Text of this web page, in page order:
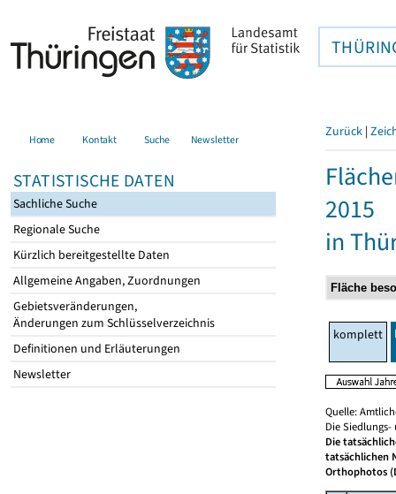
Home Kontakt Suche Newsletter
STATISTISCHE DATEN
Sachliche Suche
Regionale Suche
Kürzlich bereitgestellte Daten
Allgemeine Angaben, Zuordnungen
Gebietsveränderungen,
Änderungen zum Schlüsselverzeichnis
Definitionen und Erläuterungen
Newsletter
Zurück |
2015
in
komplett
Quelle:
Die
Die
tatsächlichen
Orthophotos